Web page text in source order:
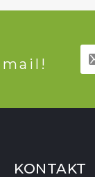
KONTAKT